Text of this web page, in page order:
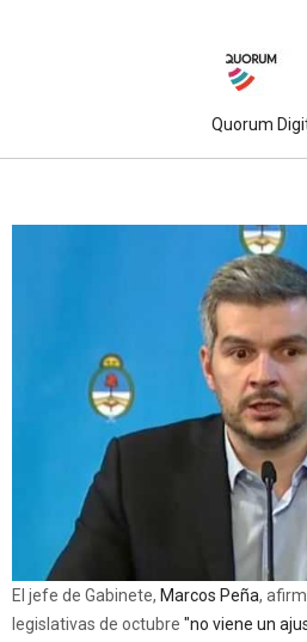
Quorum
El jefe de Gabinete, Marcos Peña,
legislativas de octubre "no viene un